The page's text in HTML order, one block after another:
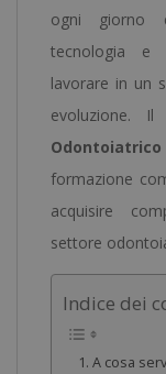
ogni giorno
tecnologia e
lavorare in un
evoluzione. Il
Odontoiatrico
formazione
acquisire
settore
Indice dei
A cosa